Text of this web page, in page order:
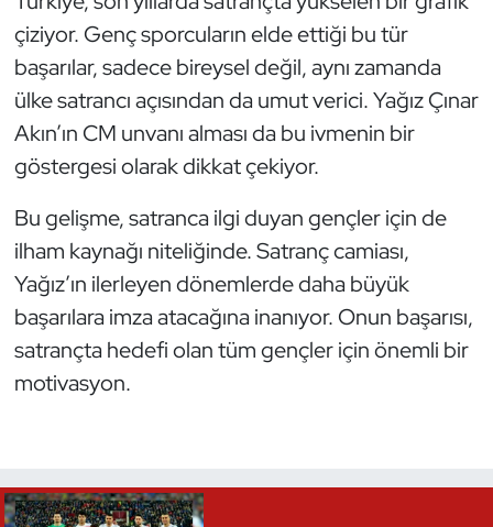
çiziyor. Genç sporcuların elde ettiği bu tür
başarılar, sadece bireysel değil, aynı zamanda
ülke satrancı açısından da umut verici. Yağız Çınar
Akın’ın CM unvanı alması da bu ivmenin bir
göstergesi olarak dikkat çekiyor.
Bu gelişme, satranca ilgi duyan gençler için de
ilham kaynağı niteliğinde. Satranç camiası,
Yağız’ın ilerleyen dönemlerde daha büyük
başarılara imza atacağına inanıyor. Onun başarısı,
satrançta hedefi olan tüm gençler için önemli bir
motivasyon.
Triatlon
Voleybol
Vücut Geliştirme Fitness
Wushu Kungfu
Yelken
Yüzme